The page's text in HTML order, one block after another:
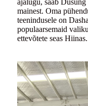
mainest. Oma
teenindusele on
populaarsemaid
ettevõtete seas Hiinas.